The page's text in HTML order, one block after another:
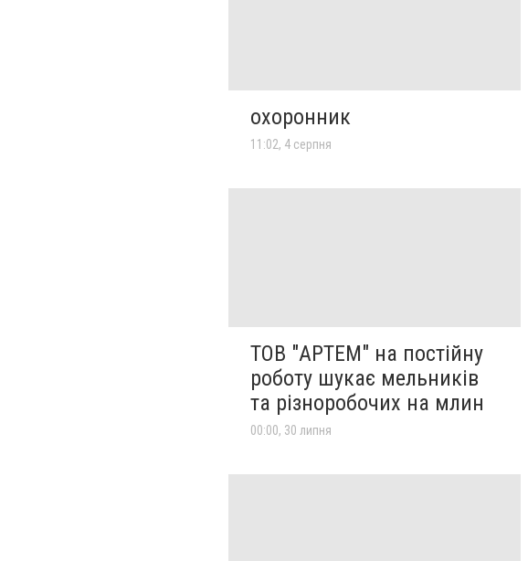
охоронник
11:02, 4 серпня
ТОВ "АРТЕМ" на постійну
роботу шукає мельників
та різноробочих на млин
00:00, 30 липня